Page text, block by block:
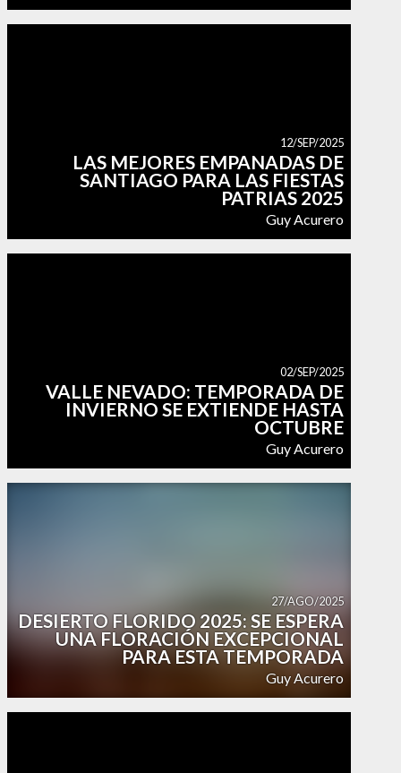
LAS MEJORES EMPANADAS DE
SANTIAGO PARA LAS FIESTAS
PATRIAS 2025
Guy Acurero
12/SEP/2025
VALLE NEVADO: TEMPORADA DE
INVIERNO SE EXTIENDE HASTA
OCTUBRE
Guy Acurero
02/SEP/2025
DESIERTO FLORIDO 2025: SE ESPERA
UNA FLORACIÓN EXCEPCIONAL
PARA ESTA TEMPORADA
Guy Acurero
27/AGO/2025